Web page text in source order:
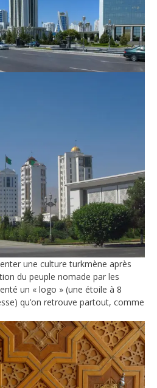
une culture turkmène après
du peuple nomade par les
un « logo » (une étoile à 8
qu’on retrouve partout, comme